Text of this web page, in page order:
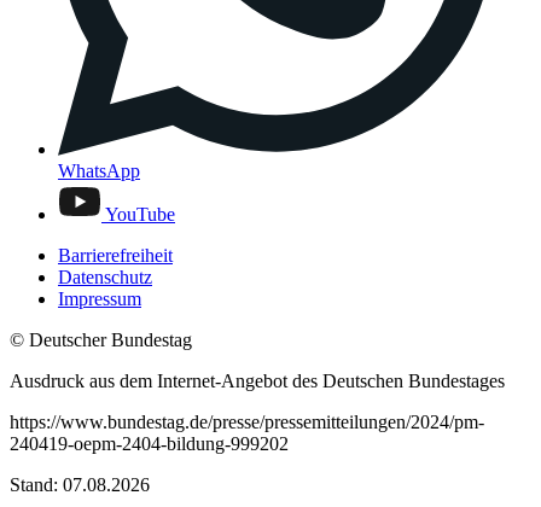
WhatsApp
YouTube
Barrierefreiheit
Datenschutz
Impressum
© Deutscher Bundestag
Ausdruck aus dem Internet-Angebot des Deutschen Bundestages
https://www.bundestag.de/presse/pressemitteilungen/2024/pm-
240419-oepm-2404-bildung-999202
Stand: 07.08.2026